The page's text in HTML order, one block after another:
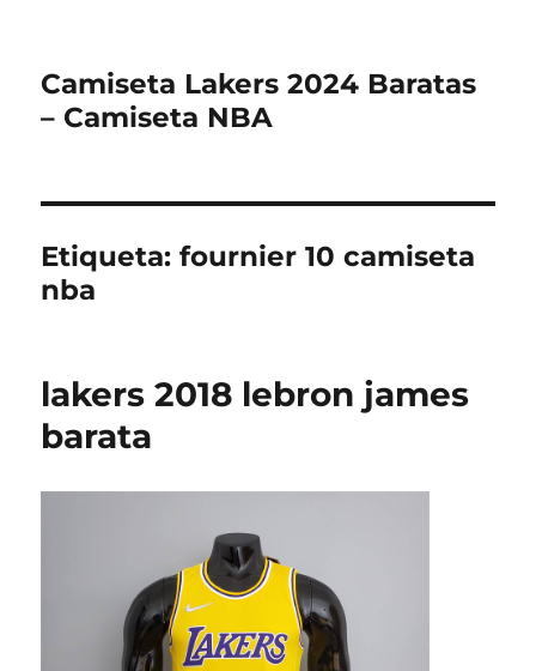
Camiseta Lakers 2024 Baratas
– Camiseta NBA
Etiqueta:fournier 10 camiseta
nba
lakers 2018 lebron james
barata